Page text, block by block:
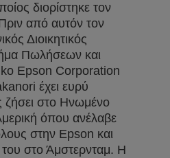
διορίστηκε τον
από αυτόν τον
Διοικητικός
Πωλήσεων και
Epson Corporation
έχει ευρύ
ζήσει στο Ηνωμένο
όπου ανέλαβε
στην Epson και
στο Άμστερνταμ. Η